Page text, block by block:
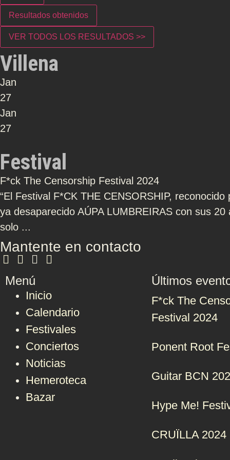
Resultados obtenidos
VER TODOS LOS RESULTADOS >>
Villena
Jan
27
Jan
27
Festival
F*ck The Censorship Festival 2024
“El Festival F*CK THE CENSORSHIP, reconocido
ya desaparecido AÚPA LUMBREIRAS con sus
solo ...
Mantente en contacto
Menú
Inicio
Calendario
Festivales
Conciertos
Noticias
Hemeroteca
Bazar
Últimos
F*ck The
Festival 2024
Ponent Root
Guitar BCN
Hype Me!
CRUÏLLA 2024